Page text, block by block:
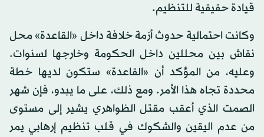
قيادة حقيقية للتنظيم.
وكانت احتمالية حدوث أزمة خلافة داخل «القاعدة» محل
نقاش بين محللين داخل الحكومة وخارجها لسنوات.
وعليه، من المؤكد أن «القاعدة» ستكون لديها خطة
محددة تجاه هذا الأمر. ومع ذلك، على ما يبدو، فإن شهر
الصمت الذي أعقب مقتل الظواهري يشير إلى مستوى
من عدم اليقين والشكوك في قلب تنظيم إرهابي يمر